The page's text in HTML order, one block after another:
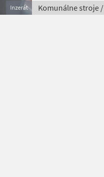
Inzerát
Komunálne stroje /
Striekacie stroje